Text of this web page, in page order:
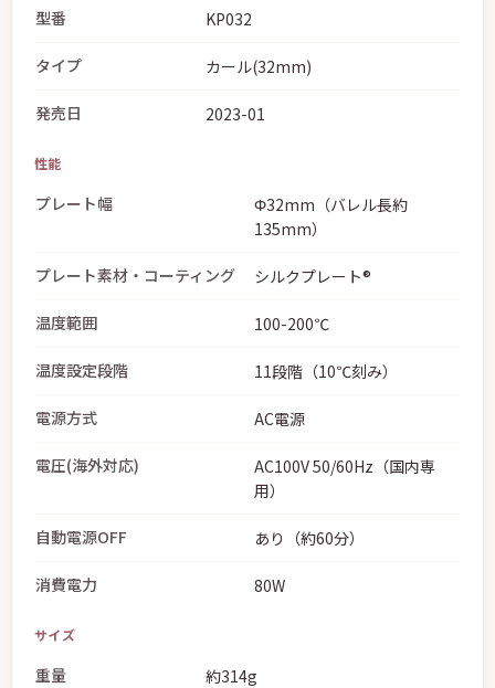
型番 KP032
タイプ カール(32mm)
発売日 2023-01
性能
プレート幅
Φ32mm（バレル長約
135mm）
プレート素材・コーティング シルクプレート®
温度範囲 100-200℃
温度設定段階 11段階（10℃刻み）
電源方式 AC電源
電圧(海外対応)
AC100V 50/60Hz（国内専
用）
自動電源OFF あり（約60分）
消費電力 80W
サイズ
重量 約314g